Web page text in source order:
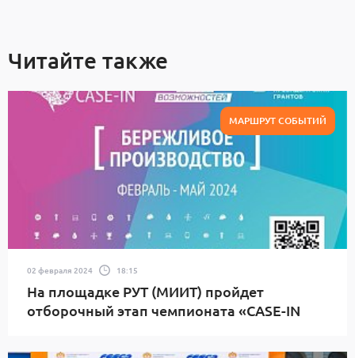
Читайте также
МАРШРУТ СОБЫТИЙ
02 февраля 2024 18:15
На площадке РУТ (МИИТ) пройдет
отборочный этап чемпионата «CASE-IN